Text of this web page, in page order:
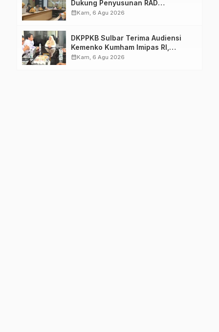
Dukung Penyusunan RAD
TPB/SDGs Sulawesi Barat
calendar_monthKam, 6 Agu 2026
DKPPKB Sulbar Terima Audiensi
Kemenko Kumham Imipas RI,
Perkuat Pelayanan Kesehatan bagi
calendar_monthKam, 6 Agu 2026